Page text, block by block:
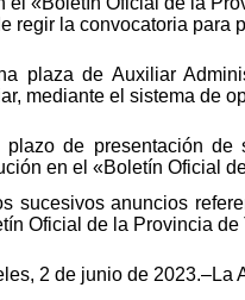
regir la convocatoria para
plaza de Auxiliar
mediante el sistema de
plazo de presentación
en el «Boletín Oficial
sucesivos anuncios
Oficial de la Provincia
2 de junio de 2023.–La